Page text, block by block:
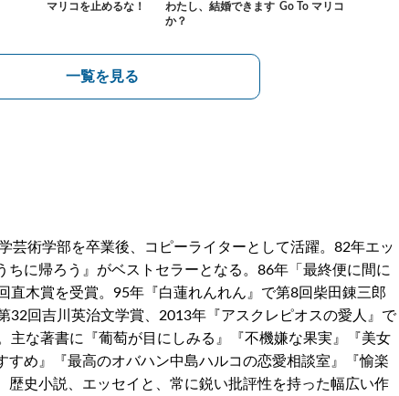
マリコを止めるな！
わたし、結婚できます
か？
Go To マリコ
一覧を見る
芸術学部を卒業後、コピーライターとして活躍。82年エッ
ちに帰ろう』がベストセラーとなる。86年「最終便に間に
直木賞を受賞。95年『白蓮れんれん』で第8回柴田錬三郎
32回吉川英治文学賞、2013年『アスクレピオスの愛人』で
主な著書に『葡萄が目にしみる』『不機嫌な果実』『美女
すめ』『最高のオバハン中島ハルコの恋愛相談室』『愉楽
歴史小説、エッセイと、常に鋭い批評性を持った幅広い作